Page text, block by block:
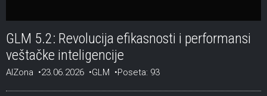
GLM 5.2: Revolucija efikasnosti i performansi
veštačke inteligencije
AIZona 23.06.2026 GLM Poseta: 93